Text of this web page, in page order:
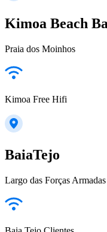
Kimoa Beach
Praia dos Moinhos
Kimoa Free Hifi
BaiaTejo
Largo das Forças Armadas